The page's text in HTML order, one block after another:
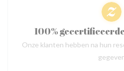
100%
Onze klanten hebben na hun